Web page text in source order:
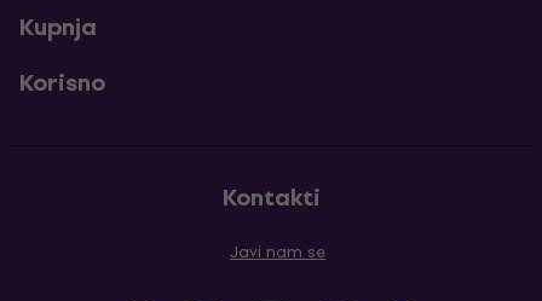
Kupnja
Korisno
Kontakti
Javi nam se